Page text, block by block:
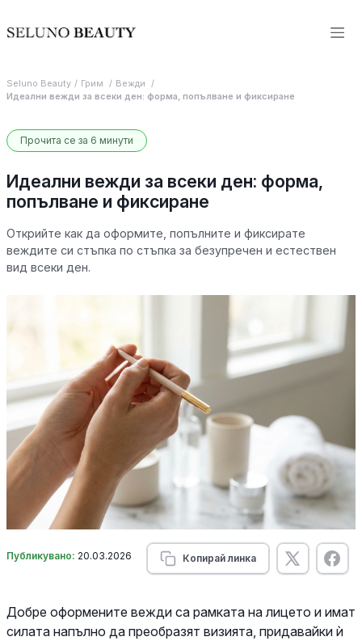
Seluno Beauty Грим
Вежди
Идеални вежди за всеки ден: форма, попълване и фиксиране
Прочита се за 6 минути
Идеални вежди за всеки ден: форма,
попълване и фиксиране
Открийте как да оформите, попълните и фиксирате
веждите си стъпка по стъпка за безупречен и естествен
вид всеки ден.
Публикувано: 20.03.2026 Копирай линка
Добре оформените вежди са рамката на лицето и имат
силата напълно да преобразят визията, придавайки ѝ